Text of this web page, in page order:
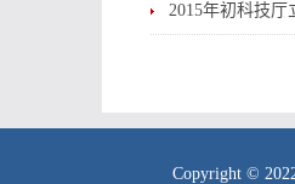
2015年初科技
Copyright ©